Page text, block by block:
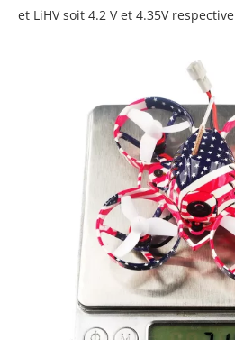
et LiHV soit 4.2 V et 4.35V